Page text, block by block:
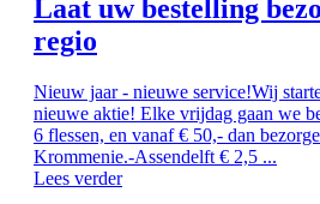
Laat uw bestelling
regio
Nieuw jaar - nieuwe service!Wij
nieuwe aktie! Elke vrijdag gaan we
6 flessen, en vanaf € 50,- dan
Krommenie.-Assendelft € 2,5 ...
Lees verder